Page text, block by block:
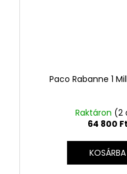
Paco Rabanne 1
Raktáron (2
64 800 Ft
KOSÁRBA